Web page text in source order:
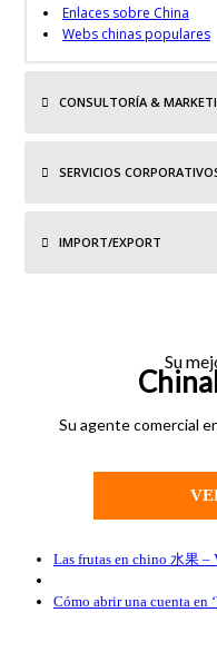
Enlaces sobre China
Webs chinas populares
CONSULTORÍA &
SERVICIOS
IMPORT/EXPORT
Su
Su agente comercial
Navegación de
Entrada anterior
Las frutas en chino 水果 –
Entrada siguiente
Cómo abrir una cuenta en